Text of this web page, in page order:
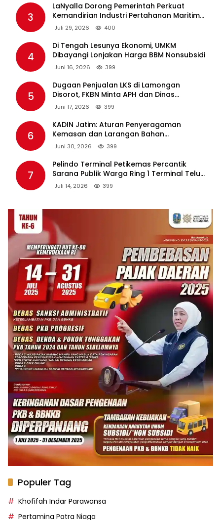
3
LaNyalla Dorong Pemerintah Perkuat
Kemandirian Industri Pertahanan Maritim
Lewat PT PAL
Juli 29, 2026 400
4
Di Tengah Lesunya Ekonomi, UMKM
Dibayangi Lonjakan Harga BBM Nonsubsidi
Juni 16, 2026 399
5
Dugaan Penjualan LKS di Lamongan
Disorot, FKBN Minta APH dan Dinas
Pendidikan Bertindak Tegas.
Juni 17, 2026 399
6
KADIN Jatim: Aturan Penyeragaman
Kemasan dan Larangan Bahan
Tambahan Berpotensi Ganggu Industri
Juni 30, 2026 399
7
Pelindo Terminal Petikemas Percantik
Sarana Publik Warga Ring 1 Terminal Teluk
Lamong Lewat Program TJSL
Juli 14, 2026 399
Populer Tag
Khofifah Indar Parawansa
Pertamina Patra Niaga